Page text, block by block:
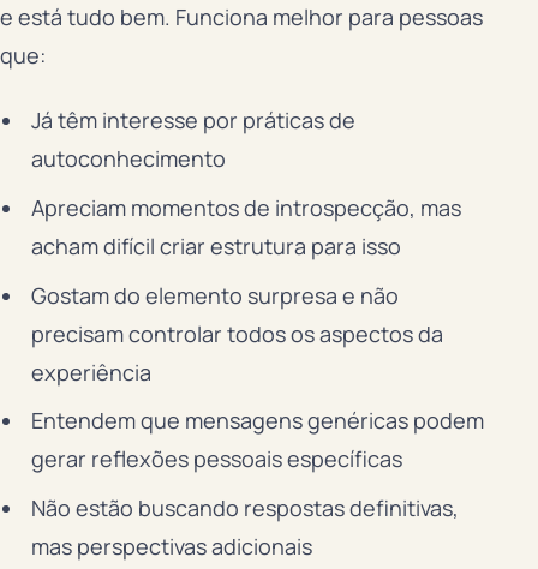
e está tudo bem. Funciona melhor para pessoas
que:
Já têm interesse por práticas de
autoconhecimento
Apreciam momentos de introspecção, mas
acham difícil criar estrutura para isso
Gostam do elemento surpresa e não
precisam controlar todos os aspectos da
experiência
Entendem que mensagens genéricas podem
gerar reflexões pessoais específicas
Não estão buscando respostas definitivas,
mas perspectivas adicionais